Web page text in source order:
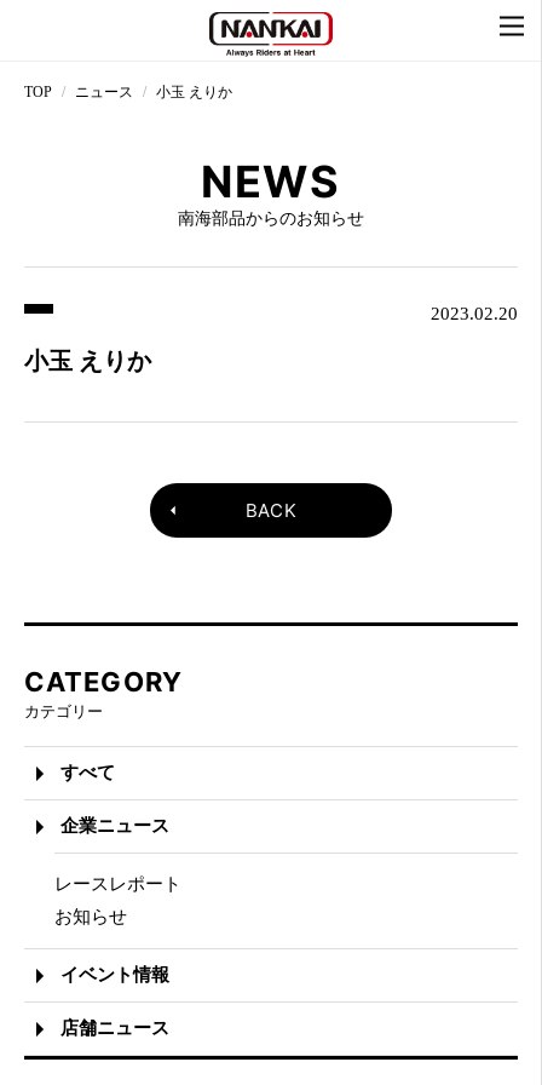
TOP ニュース 小玉 えりか
NEWS
南海部品からのお知らせ
2023.02.20
小玉 えりか
BACK
CATEGORY
カテゴリー
すべて
企業ニュース
レースレポート
お知らせ
イベント情報
店舗ニュース